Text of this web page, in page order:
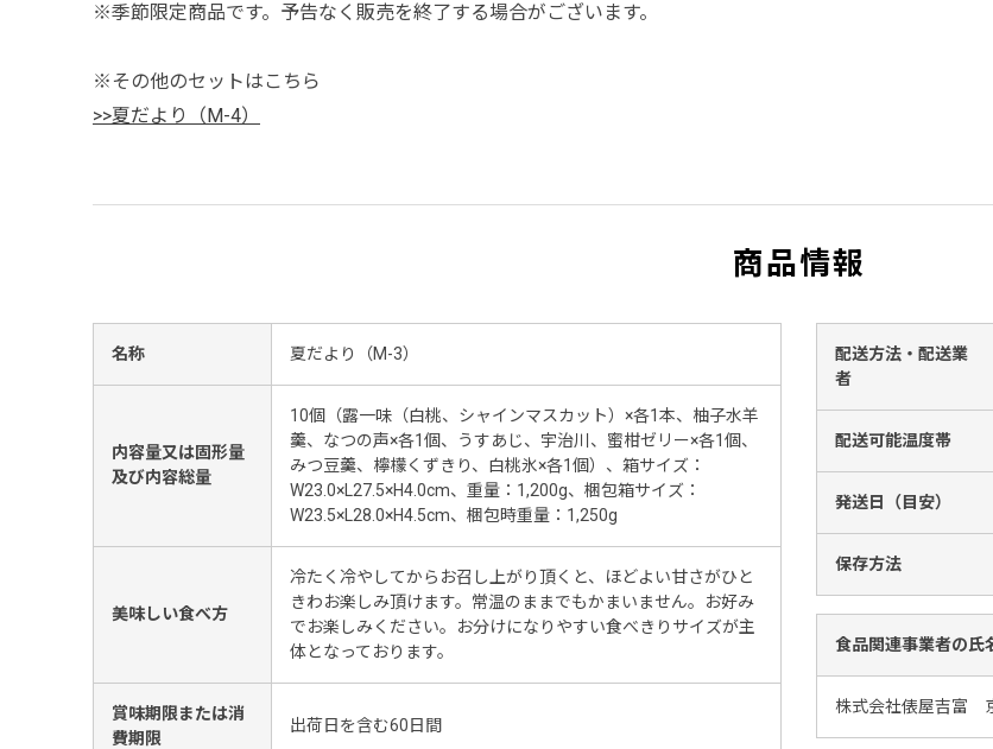
※季節限定商品です。予告なく販売を終了する場合がございます。
※その他のセットはこちら
>>夏だより（M-4）
商品情報
名称 夏だより（M-3）
内容量又は固形量
及び内容総量
10個（露一味（白桃、シャインマスカット）×各1本、柚子水羊
羹、なつの声×各1個、うすあじ、宇治川、蜜柑ゼリー×各1個、
みつ豆羹、檸檬くずきり、白桃氷×各1個）、箱サイズ：
W23.0×L27.5×H4.0cm、重量：1,200g、梱包箱サイズ：
W23.5×L28.0×H4.5cm、梱包時重量：1,250g
美味しい食べ方
冷たく冷やしてからお召し上がり頂くと、ほどよい甘さがひと
きわお楽しみ頂けます。常温のままでもかまいません。お好み
でお楽しみください。お分けになりやすい食べきりサイズが主
体となっております。
賞味期限または消
費期限
出荷日を含む60日間
配送方法・配送業
者
配送可能温度帯
発送日（目安）
保存方法
食品関連事業者の氏
株式会社俵屋吉富